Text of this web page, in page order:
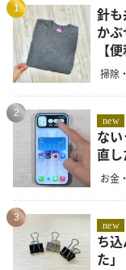
1
針
か
【
掃除
2
new
な
直
お金
3
new
ち
た」